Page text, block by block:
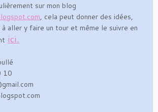
sur mon blog
, cela peut donner des idées,
à aller y faire un tour et même le suivre en
ici.
10